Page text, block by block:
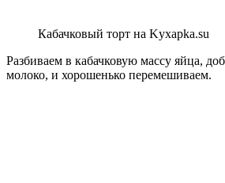
Кабачковый торт на Kyxapka.su
Разбиваем в кабачковую массу яйца,
молоко, и хорошенько перемешиваем.